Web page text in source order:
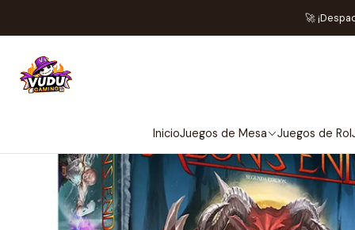
InicioJuegos de Mesa Juegos de Rol
🚀